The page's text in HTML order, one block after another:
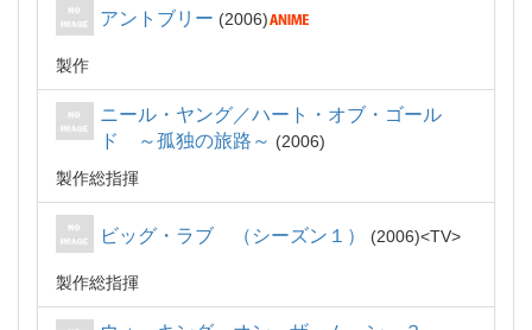
アントブリー 2006
製作
ニール・ヤング／ハート・オブ・ゴール
ド ～孤独の旅路～
2006
製作総指揮
ビッグ・ラブ （シーズン１） 2006 TV
製作総指揮